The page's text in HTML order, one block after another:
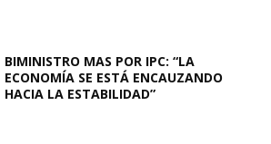
BIMINISTRO MAS POR IPC: “LA
ECONOMÍA SE ESTÁ ENCAUZANDO
HACIA LA ESTABILIDAD”